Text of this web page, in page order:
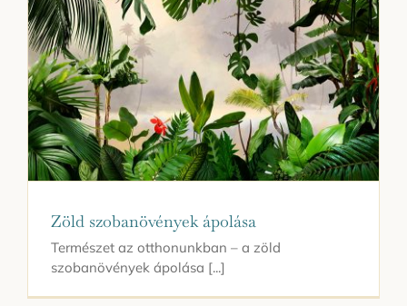
Zöld szobanövények ápolása
Természet az otthonunkban – a zöld
szobanövények ápolása [...]